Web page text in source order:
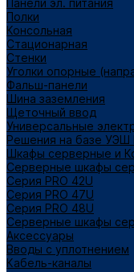
Панели эл. питания
Полки
Консольная
Стационарная
Стенки
Уголки опорные
Фальш-панели
Шина заземления
Щеточный ввод
Универсальные
Решения на базе
Шкафы серверные и
Серверные шкафы
Серия PRO 42U
Серия PRO 47U
Серия PRO 48U
Серверные шкафы
Аксессуары
Вводы с уплотнением
Кабель-каналы